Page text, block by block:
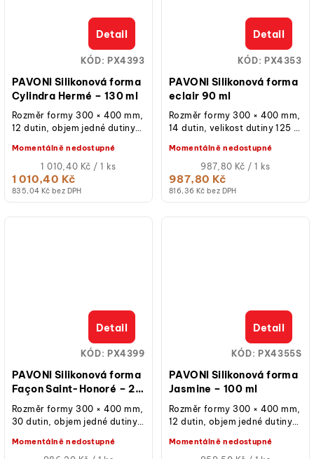
PAVONI Silikonová forma
Cylindra Hermé – 130 ml
835,04 Kč bez DPH
1 010,40 Kč
Měrná
cena:
1 010,40 Kč / 1 ks
Momentálně nedostupné
Detail
Rozměr formy 300 × 400 mm,
12 dutin, objem jedné dutiny
výška 45 mm, materiál...
KÓD: PX4393
PAVONI Silikonová forma
eclair 90 ml
816,36 Kč bez DPH
987,80 Kč
Měrná
cena:
987,80 Kč / 1 ks
Momentálně nedostupné
Detail
Rozměr formy 300 × 400 mm,
14 dutin, velikost dutiny 125 ×
materiál silikon, vhodná do...
KÓD: PX4353
PAVONI Silikonová forma
Façon Saint-Honoré – 20
ml
Momentálně nedostupné
Detail
Rozměr formy 300 × 400 mm,
30 dutin, objem jedné dutiny
výška 25 mm, profesionální...
KÓD: PX4399
PAVONI Silikonová forma
Jasmine – 100 ml
Momentálně nedostupné
Detail
Rozměr formy 300 × 400 mm,
12 dutin, objem jedné dutiny
výška 57 mm, materiál...
KÓD: PX4355S